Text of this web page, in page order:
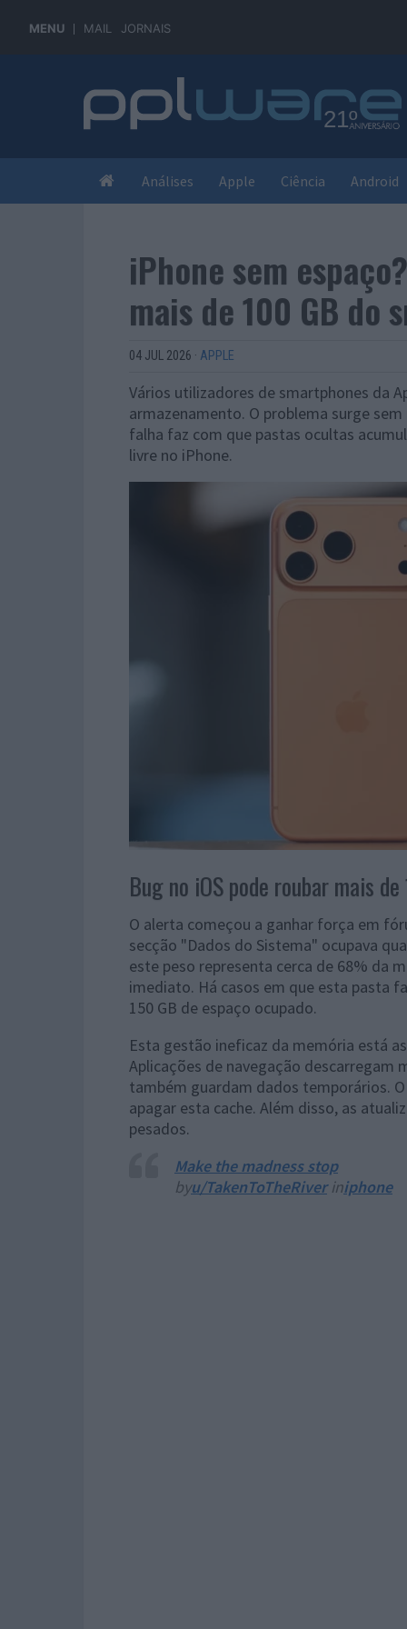
MENU MAIL JORNAIS
Análises Apple Ciência Android
iPhone sem
mais de 100 GB do
04 JUL 2026 · APPLE
Vários utilizadores de smartphones da
armazenamento. O problema surge
falha faz com que pastas ocultas
livre no iPhone.
Bug no iOS pode roubar mais
O alerta começou a ganhar força em
secção "Dados do Sistema" ocupava
este peso representa cerca de 68% da
imediato. Há casos em que esta pasta
150 GB de espaço ocupado.
Esta gestão ineficaz da memória está
Aplicações de navegação
também guardam dados temporários.
apagar esta cache. Além disso, as
pesados.
Make the madness stop
byu/TakenToTheRiveriniphone